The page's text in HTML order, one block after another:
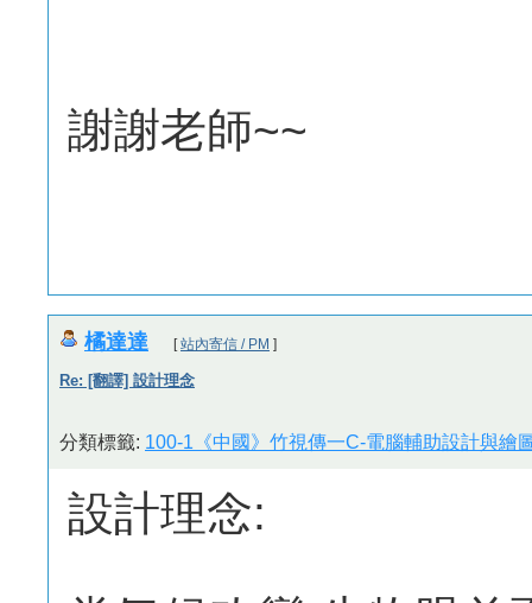
謝謝老師~~
橘達達 [站內寄信 / PM ]
Re: [翻譯] 設計理念
分類標籤: 100-1《中國》竹視傳一C-電腦輔助設計與繪
設計理念: